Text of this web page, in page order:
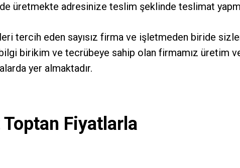
üretmekte adresinize teslim şeklinde teslimat
tercih eden sayısız firma ve işletmeden biride
birikim ve tecrübeye sahip olan firmamız üretim
yer almaktadır.
Fiyatlarla